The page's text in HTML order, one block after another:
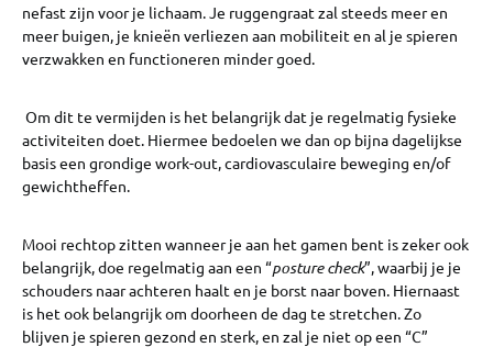
nefast zijn voor je lichaam. Je ruggengraat zal steeds meer en
meer buigen, je knieën verliezen aan mobiliteit en al je spieren
verzwakken en functioneren minder goed.
Om dit te vermijden is het belangrijk dat je regelmatig fysieke
activiteiten doet. Hiermee bedoelen we dan op bijna dagelijkse
basis een grondige work-out, cardiovasculaire beweging en/of
gewichtheffen.
Mooi rechtop zitten wanneer je aan het gamen bent is zeker ook
belangrijk, doe regelmatig aan een “posture check”, waarbij je je
schouders naar achteren haalt en je borst naar boven. Hiernaast
is het ook belangrijk om doorheen de dag te stretchen. Zo
blijven je spieren gezond en sterk, en zal je niet op een “C”